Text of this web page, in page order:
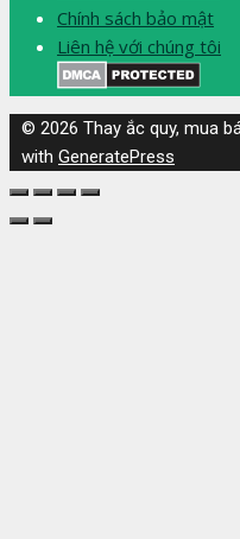
Chính sách bảo mật
Liên hệ với chúng tôi
© 2026 Thay ắc quy, mua
with GeneratePress